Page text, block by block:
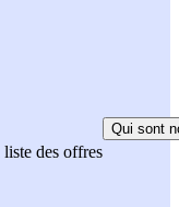
des offres
Qui sont